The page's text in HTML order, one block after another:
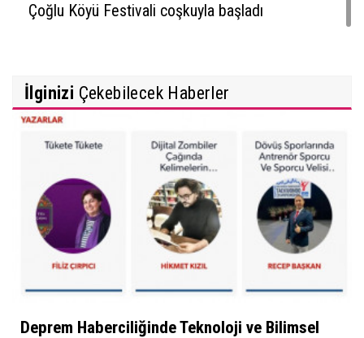
Çoğlu Köyü Festivali coşkuyla başladı
İlginizi Çekebilecek Haberler
Deprem Haberciliğinde Teknoloji ve Bilimsel